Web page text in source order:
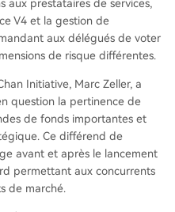
aux prestataires de services,
V4 et la gestion de
aux délégués de voter
de risque différentes.
Initiative, Marc Zeller, a
question la pertinence de
de fonds importantes et
Ce différend de
avant et après le lancement
permettant aux concurrents
de marché.